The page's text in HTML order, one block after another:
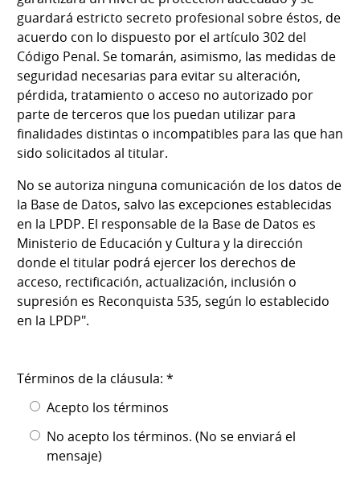
guardará estricto secreto profesional sobre éstos, de
acuerdo con lo dispuesto por el artículo 302 del
Código Penal. Se tomarán, asimismo, las medidas de
seguridad necesarias para evitar su alteración,
pérdida, tratamiento o acceso no autorizado por
parte de terceros que los puedan utilizar para
finalidades distintas o incompatibles para las que han
sido solicitados al titular.
No se autoriza ninguna comunicación de los datos de
la Base de Datos, salvo las excepciones establecidas
en la LPDP. El responsable de la Base de Datos es
Ministerio de Educación y Cultura y la dirección
donde el titular podrá ejercer los derechos de
acceso, rectificación, actualización, inclusión o
supresión es Reconquista 535, según lo establecido
en la LPDP".
Términos de la cláusula: *
Acepto los términos
No acepto los términos. (No se enviará el
mensaje)